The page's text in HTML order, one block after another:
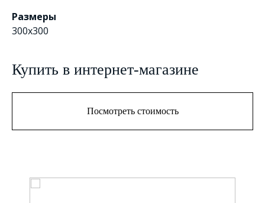
Размеры
300х300
Купить в интернет-магазине
Посмотреть стоимость